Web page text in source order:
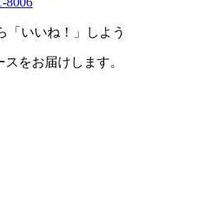
「いいね！」しよう
をお届けします。